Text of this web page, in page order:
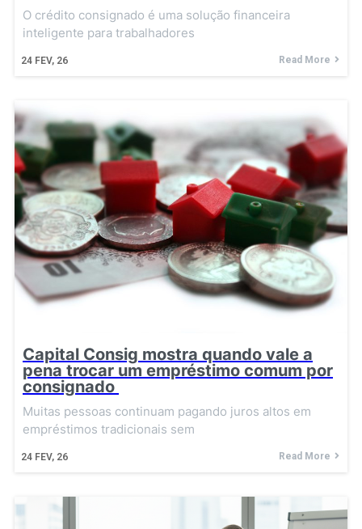
24 FEV, 26
O crédito consignado é uma solução financeira
inteligente para trabalhadores
Read More
Capital Consig mostra quando vale a
pena trocar um empréstimo comum por
consignado
24 FEV, 26
Muitas pessoas continuam pagando juros altos em
empréstimos tradicionais sem
Read More